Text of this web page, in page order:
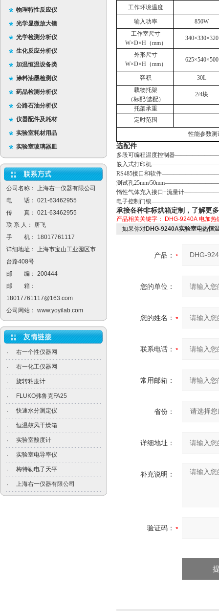
物理特性反应仪
光学显微放大镜
光学检测分析仪
生化反应分析仪
加温恒温设备类
涂料油墨检测仪
药品检测分析仪
公路石油分析仪
仪器配件及耗材
实验室耗材用品
实验室玻璃器皿
公司名称： 上海右一仪器有限公司
电 话： 021-63462955
传 真： 021-63462955
联 系 人： 唐飞
手 机： 18017761117
详细地址： 上海市宝山工业园区市
台路408号
邮 编： 200444
邮 箱：
18017761117@163.com
公司网站： www.yoyilab.com
· 右一个性仪器网
· 右一化工仪器网
· 旋转粘度计
· FLUKO弗鲁克FA25
· 快速水分测定仪
· 恒温鼓风干燥箱
· 实验室酸度计
· 实验室电导率仪
· 梅特勒电子天平
· 上海右一仪器有限公司
工作环境温度
输入功率
850W
工作室尺寸
W×D×H（mm）
340×330×320
外形尺寸
W×D×H（mm）
625×540×500
容积
30L
载物托架
（标配/选配）
2/4块
托架承重
定时范围
性能参数测
选配件
多段可编程温度控制器
嵌入式打印机
RS485接口和软件
测试孔25mm/
惰性气体充入接口+流量计
电子控制门锁
承接各种非标烘箱定制，了解更
产品相关关键字： DHG-9240A 电加热
如果你对DHG-9240A实验室电热恒
产品：
您的单位：
您的姓名：
联系电话：
常用邮箱：
省份：
详细地址：
补充说明：
验证码：